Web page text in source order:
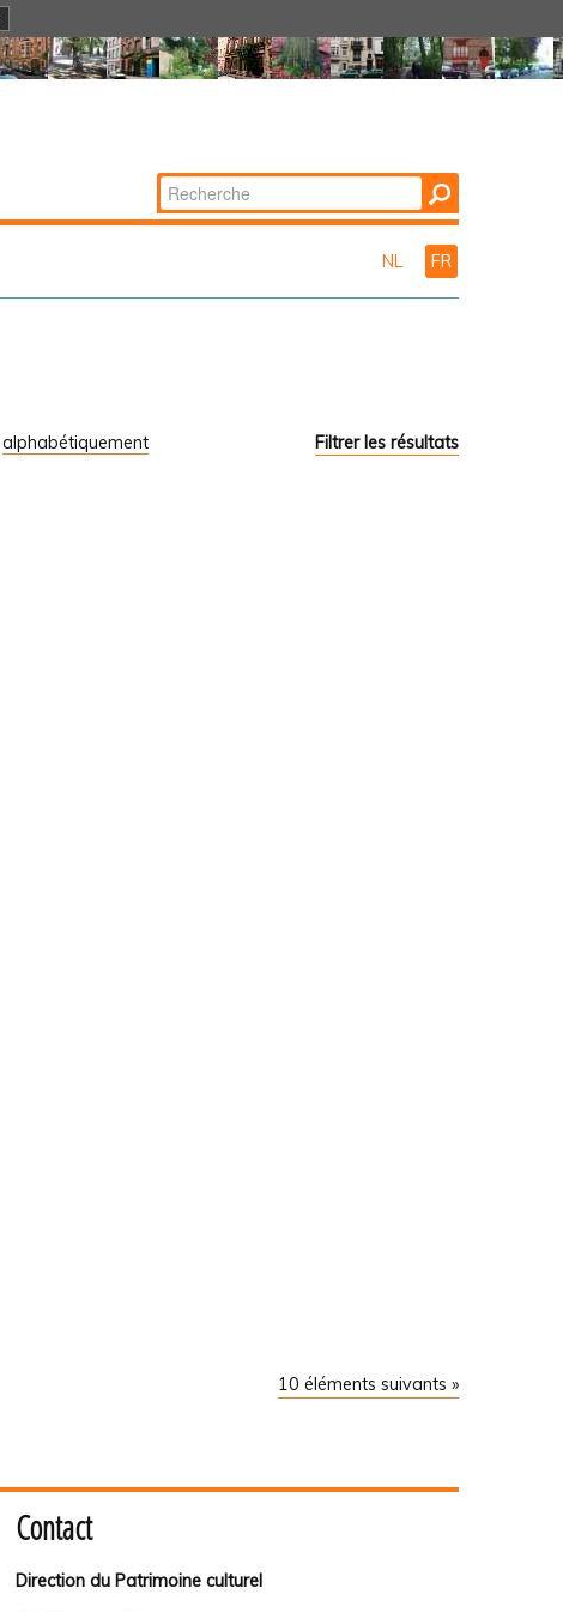
Chercher par
Recherche
NL FR
Filtrer les résultats
alphabétiquement
10 éléments suivants »
Contact
Direction du Patrimoine culturel